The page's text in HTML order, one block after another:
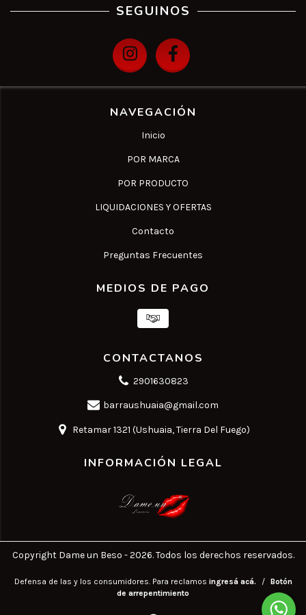
SEGUINOS
NAVEGACIÓN
Inicio
POR MARCA
POR PRODUCTO
LIQUIDACIONES Y OFERTAS
Contacto
Preguntas Frecuentes
MEDIOS DE PAGO
CONTACTANOS
2901630823
barraushuaia@gmail.com
Retamar 1321 (Ushuaia, Tierra Del Fuego)
INFORMACIÓN LEGAL
Copyright Dame un Beso - 2026. Todos los derechos reservados.
Defensa de las y los consumidores. Para reclamos ingresá acá. /
Botón
de arrepentimiento